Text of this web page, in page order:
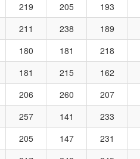
219 205 193
211 238 189
180 181 218
181 215 162
206 260 207
257 141 233
205 147 231